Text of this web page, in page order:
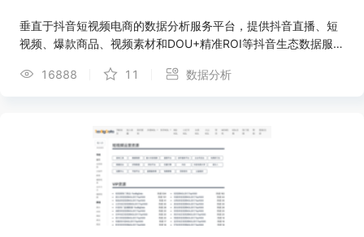
垂直于抖音短视频电商的数据分析服务平台，提供抖音直播、短
视频、爆款商品、视频素材和DOU+精准ROI等抖音生态数据服
一站式数据解决方案。
16888 11 数据分析